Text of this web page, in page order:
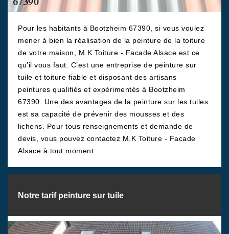
Pour les habitants à Bootzheim 67390, si vous voulez
mener à bien la réalisation de la peinture de la toiture
de votre maison, M.K Toiture - Facade Alsace est ce
qu’il vous faut. C’est une entreprise de peinture sur
tuile et toiture fiable et disposant des artisans
peintures qualifiés et expérimentés à Bootzheim
67390. Une des avantages de la peinture sur les tuiles
est sa capacité de prévenir des mousses et des
lichens. Pour tous renseignements et demande de
devis, vous pouvez contactez M.K Toiture - Facade
Alsace à tout moment.
Notre tarif peinture sur tuile